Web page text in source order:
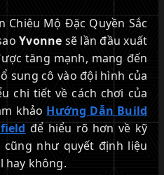
Mộ Đặc Quyền Sắc
Yvonne sẽ lần đầu xuất
tăng mạnh, mang đến
sung cô vào đội hình của
chi tiết về cách chơi của
khảo Hướng Dẫn Build
để hiểu rõ hơn về kỹ
như quyết định liệu
hay không.